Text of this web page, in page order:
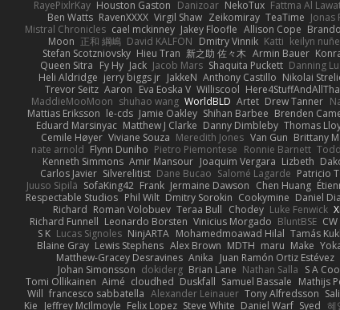
RayePixlrKay Houston Gaston Danizoar NekoTux Fattma Al
Ben Watts RavenXXXX Virgil Shaw Zeikomiray TeaTime Jonas
Mistral Chronicles cael mckinney Jakey Floofle Allison Cope
Moon 正和 綱嶋 David KALFON Dmitry Vinnik Katti keilyn
Stefan Scotzniovsky Hieu Tran 新之助 佐々木 Armin Bauer
Queen Sitra Fy Hy Jack Jacob Mars Shaquita Puckett Danning Lu
Heli Aldridge jerry biggs jr JakkeN Anthony Castillo Nikolai
Trevor Seitz Aaron Eva Eoska V Williscool
MaddieMooMoon shuhao wang WorldBLD Artet Drew Tanner
Mattias Eriksson le-cds Jamie Oakley Shihan Barbee Brenden
Eduard Marsinyac Matthew J Clarke Danny Dimbleby Thomas
Cemile Høyer Viviane Souza Meredith Jones Van Gun Brittany
nate arnold Flynn Duniho Pietro Piemontese Ronnie Barnett
Kenneth Simmons Amir Mansour Joaquim Vergara Lizbeth
Carlos Javier Silverelitist Dane Bucao Salomé Lagarde Patricio
Juuso Sipilä SofaKing42 Frank Jermaine Dawson Chen Huang
Respectable Studios Phil Wilt Dmitry Sorokin Cookymine Daniel
Richard Roman Volobuev Teraa Bull Chodey Luke Fenwick
Richard Funnell Leonardo Borsten Vinicius Morgado BluntBSE
S K Lucas Signoles NinjARTA Mohamedmoawad Hilal Tamás
Blaine Gray Lewis Stephens Alex Brown MDTH maru Make
Matthew-Gracey Desravines Anika Juan Ramón Ortiz Estévez
Johan Simonsson dokiderg Brian Lane Nathan Salla S A
Tomi Ollikainen Aimé cloudhed Duskfall Samuel Bassale Mathijs
Will francesco sabbatella Alexander Leinauer Tony Alfredsson
Kie Jeffrey McIlmoyle Felix Lopez Steve White Daniel Warf Syed 혜